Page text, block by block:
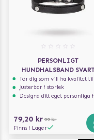
PERSONLIGT
HUNDHALSBAND
För dig som vill ha kvalitet till din
Justerbar i storlek
Designa ditt eget personliga
79,20 kr 99 kr
Finns i Lager